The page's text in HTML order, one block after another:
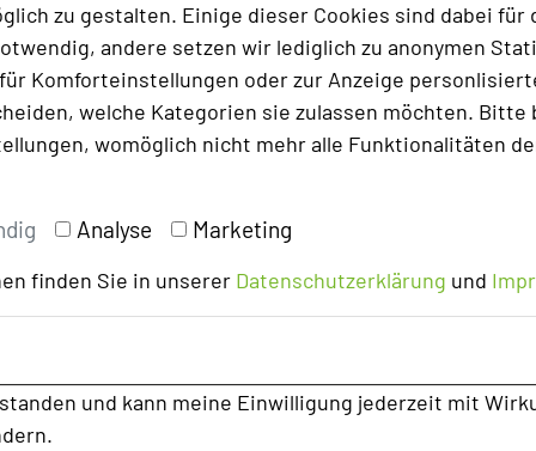
zu gestalten. Einige dieser Cookies sind dabei für
andere setzen wir lediglich zu anonymen
Komforteinstellungen oder zur Anzeige
welche Kategorien sie zulassen möchten. Bitte
womöglich nicht mehr alle Funktionalitäten
Analyse Marketing
finden Sie in unserer Datenschutzerklärung und
und kann meine Einwilligung jederzeit mit
walls)
4
mit der Erfahrung eines Top250-
steves